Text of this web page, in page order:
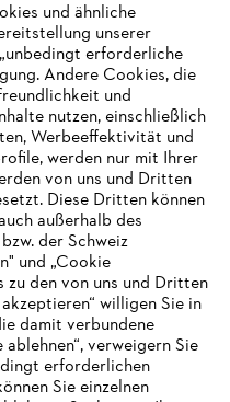
NICHT
und ähnliche
unserer
erforderliche
Andere Cookies, die
und
nutzen, einschließlich
Werbeeffektivität und
werden nur mit Ihrer
von uns und Dritten
Diese Dritten können
außerhalb des
der Schweiz
und „Cookie
zu den von uns und Dritten
willigen Sie in
damit verbundene
verweigern Sie
erforderlichen
Sie einzelnen